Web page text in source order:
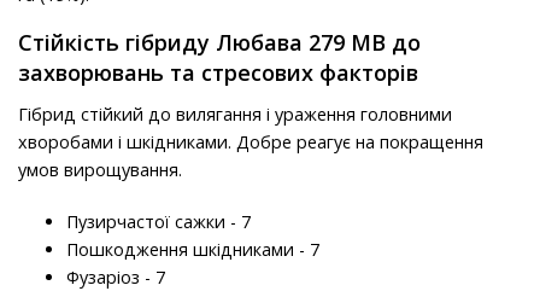
Стійкість гібриду Любава 279 МВ до
захворювань та стресових факторів
Гібрид стійкий до вилягання і ураження головними
хворобами і шкідниками. Добре реагує на покращення
умов вирощування.
Пузирчастої сажки - 7
Пошкодження шкідниками - 7
Фузаріоз - 7